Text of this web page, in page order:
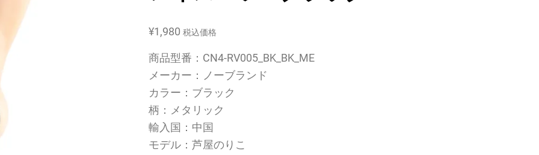
¥1,980 税込価格
商品型番：CN4-RV005_BK_BK_ME
メーカー：ノーブランド
カラー：ブラック
柄：メタリック
輸入国：中国
モデル：芦屋のりこ